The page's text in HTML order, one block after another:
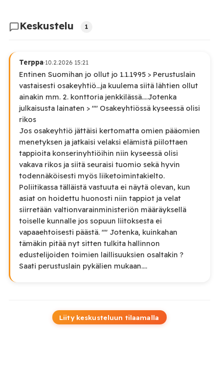
Keskustelu 1
Terppa·10.2.2026 15:21
Entinen Suomihan jo ollut jo 1.1.1995 > Perustuslain
vastaisesti osakeyhtiö...ja kuulema siitä lähtien ollut
ainakin mm. 2. konttoria jenkkilässä....Jotenka
julkaisusta lainaten > "" Osakeyhtiössä kyseessä olisi
rikos
Jos osakeyhtiö jättäisi kertomatta omien pääomien
menetyksen ja jatkaisi velaksi elämistä piilottaen
tappioita konserinyhtiöihin niin kyseessä olisi
vakava rikos ja siitä seuraisi tuomio sekä hyvin
todennäköisesti myös liiketoimintakielto.
Poliitikassa tälläistä vastuuta ei näytä olevan, kun
asiat on hoidettu huonosti niin tappiot ja velat
siirretään valtionvarainministeriön määräyksellä
toiselle kunnalle jos sopuun liitoksesta ei
vapaaehtoisesti päästä. "" Jotenka, kuinkahan
tämäkin pitää nyt sitten tulkita hallinnon
edustelijoiden toimien laillisuuksien osaltakin ?
Saati perustuslain pykälien mukaan....
Liity keskusteluun tilaamalla